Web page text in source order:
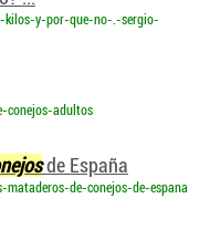
kilos-y-por-que-no-.-sergio-
conejos-adultos
de España
de-conejos-de-espana